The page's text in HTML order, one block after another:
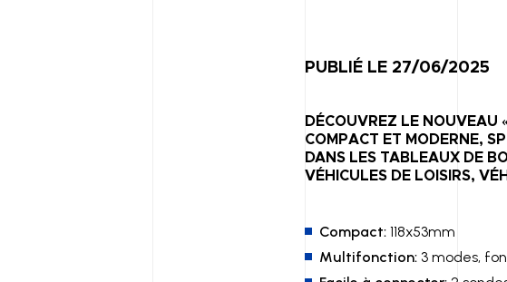
PUBLIÉ LE 27/06/2025
DÉCOUVREZ LE NOUVEAU
COMPACT ET MODERNE,
DANS LES TABLEAUX DE
VÉHICULES DE LOISIRS,
Compact: 118x53mm
Multifonction: 3 modes,